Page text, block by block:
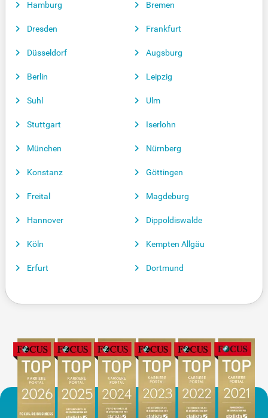
Hamburg
Dresden
Düsseldorf
Berlin
Suhl
Stuttgart
München
Konstanz
Freital
Hannover
Köln
Erfurt
Bremen
Frankfurt
Augsburg
Leipzig
Ulm
Iserlohn
Nürnberg
Göttingen
Magdeburg
Dippoldiswalde
Kempten Allgäu
Dortmund